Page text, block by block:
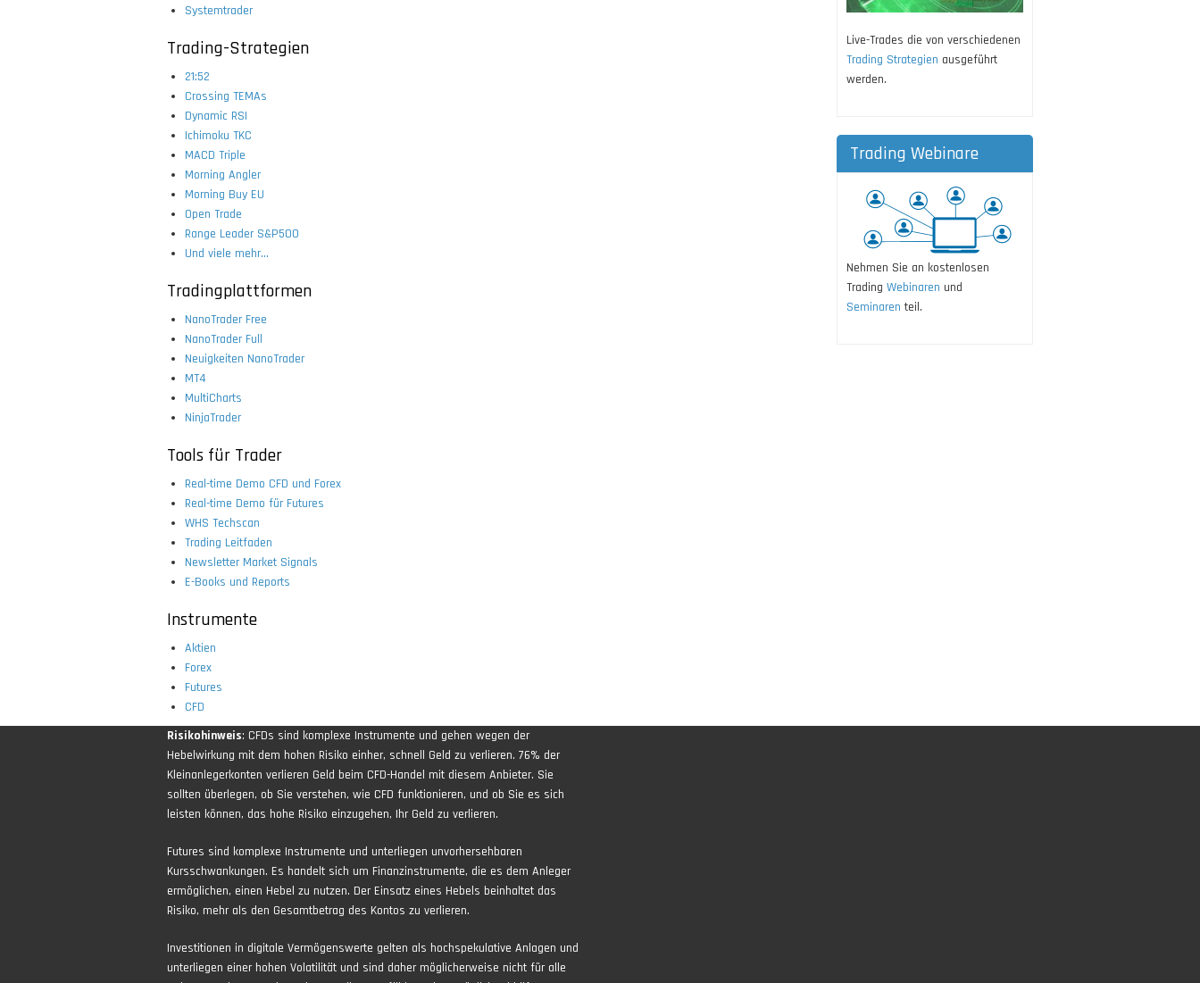
Systemtrader
Trading-Strategien
21:52
Crossing TEMAs
Dynamic RSI
Ichimoku TKC
MACD Triple
Morning Angler
Morning Buy EU
Open Trade
Range Leader S&P500
Und viele mehr...
Tradingplattformen
NanoTrader Free
NanoTrader Full
Neuigkeiten NanoTrader
MT4
MultiCharts
NinjaTrader
Tools für Trader
Real-time Demo CFD und Forex
Real-time Demo für Futures
WHS Techscan
Trading Leitfaden
Newsletter Market Signals
E-Books und Reports
Instrumente
Aktien
Forex
Futures
CFD
Live-Trades die von verschiedenen
Trading Strategien ausgeführt
werden.
Trading Webinare
Nehmen Sie an kostenlosen
Trading Webinaren und
Seminaren teil.
Risikohinweis: CFDs sind komplexe Instrumente und gehen wegen der
Hebelwirkung mit dem hohen Risiko einher, schnell Geld zu verlieren. 76% der
Kleinanlegerkonten verlieren Geld beim CFD-Handel mit diesem Anbieter. Sie
sollten überlegen, ob Sie verstehen, wie CFD funktionieren, und ob Sie es sich
leisten können, das hohe Risiko einzugehen, Ihr Geld zu verlieren.
Futures sind komplexe Instrumente und unterliegen unvorhersehbaren
Kursschwankungen. Es handelt sich um Finanzinstrumente, die es dem Anleger
ermöglichen, einen Hebel zu nutzen. Der Einsatz eines Hebels beinhaltet das
Risiko, mehr als den Gesamtbetrag des Kontos zu verlieren.
Investitionen in digitale Vermögenswerte gelten als hochspekulative Anlagen und
unterliegen einer hohen Volatilität und sind daher möglicherweise nicht für alle